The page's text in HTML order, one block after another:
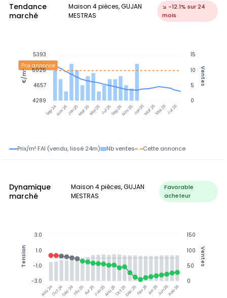
Tendance
marché
Maison 4 pièces, GUJAN
MESTRAS
↘ -12.1% sur 24
mois
Sep 24Nov 24Jan 25Mar 25Mai 25Jul 25Sep 25Nov 25Jan 26Mar 26Mai 26Jul 26
Prix annonce
15
10
5
0
Ventes
5393
5025
4657
4289
€/m²
Prix/m² FAI (vendu, lissé 24m) Nb ventes Cette annonce
Dynamique
marché
Maison 4 pièces, GUJAN
MESTRAS
Favorable
acheteur
Aoû 24Oct 24Déc 24Fév 25Avr 25Jun 25Aoû 25Oct 25Déc 25Fév 26Avr 26Jun 26Aoû 26
150
100
50
0
Ventes
3.0
1.0
-1.0
-3.0
Tension